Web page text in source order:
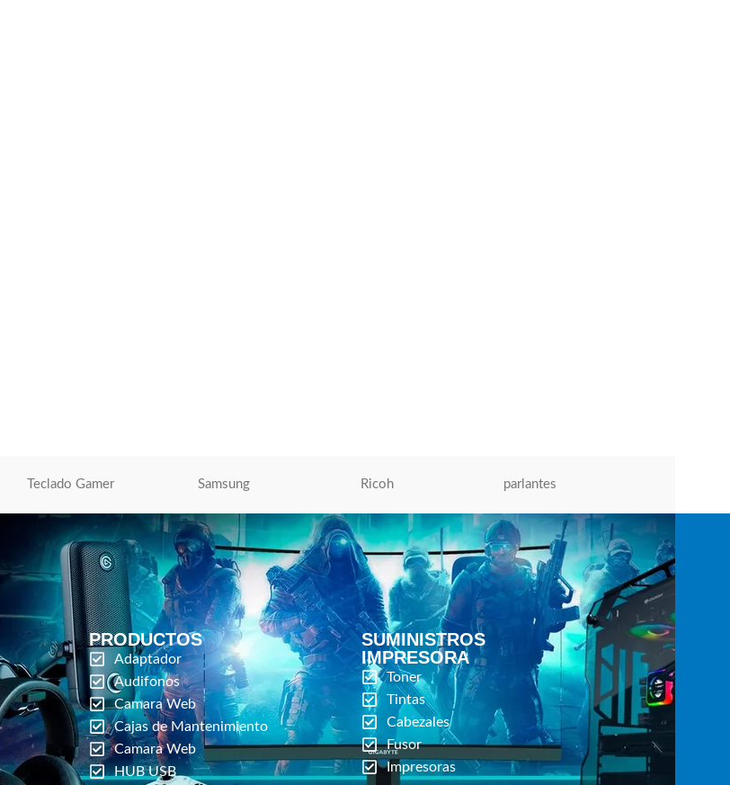
Teclado Gamer Samsung Ricoh parlantes
PRODUCTOS
Adaptador
Audifonos
Camara Web
Cajas de Mantenimiento
Camara Web
HUB USB
SUMINISTROS
IMPRESORA
Toner
Tintas
Cabezales
Fusor
Impresoras